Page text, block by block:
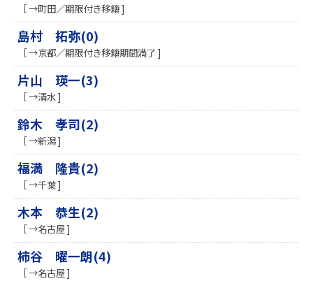
［ →町田／期限付き移籍 ]
島村 拓弥(0)
［ →京都／期限付き移籍期間満了 ]
片山 瑛一(3)
［ →清水 ]
鈴木 孝司(2)
［ →新潟 ]
福満 隆貴(2)
［ →千葉 ]
木本 恭生(2)
［ →名古屋 ]
柿谷 曜一朗(4)
［ →名古屋 ]